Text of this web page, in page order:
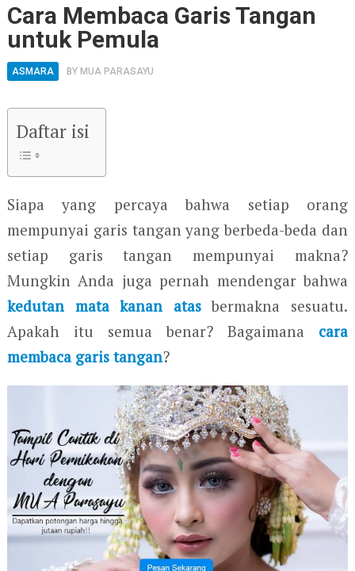
Cara Membaca Garis Tangan
untuk Pemula
ASMARA BY MUA PARASAYU
Daftar isi
Siapa yang percaya bahwa setiap orang
mempunyai garis tangan yang berbeda-beda dan
setiap garis tangan mempunyai makna?
Mungkin Anda juga pernah mendengar bahwa
kedutan mata kanan atasbermakna sesuatu.
Apakah itu semua benar? Bagaimana cara
membaca garis tangan?